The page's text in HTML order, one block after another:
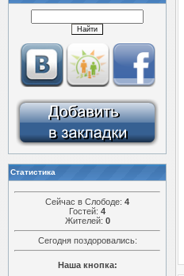
Статистика
Сейчас в Слободе: 4
Гостей: 4
Жителей: 0
Сегодня поздоровались:
Наша кнопка: